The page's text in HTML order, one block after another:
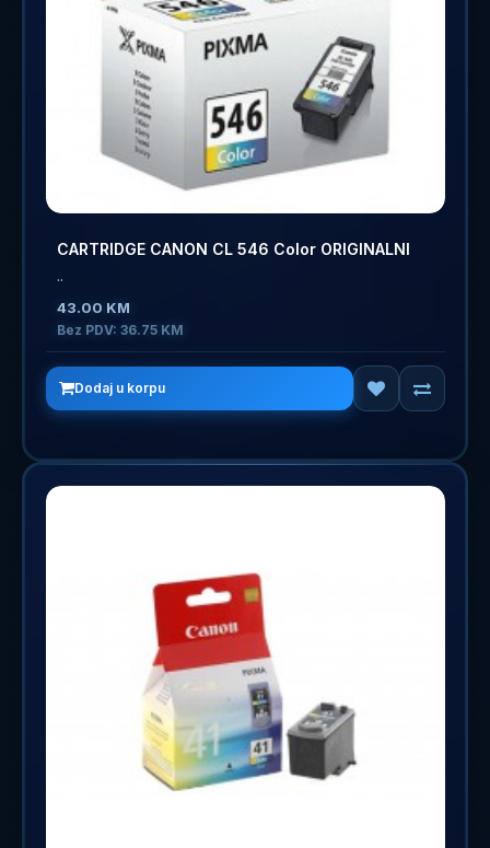
CARTRIDGE CANON CL 546 Color ORIGINALNI
..
43.00 KM
Bez PDV: 36.75 KM
Dodaj u korpu